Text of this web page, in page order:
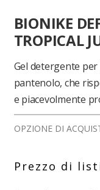
BIONIKE
TROPICAL
Gel detergente
pantenolo, che
e piacevolmente
OPZIONE DI